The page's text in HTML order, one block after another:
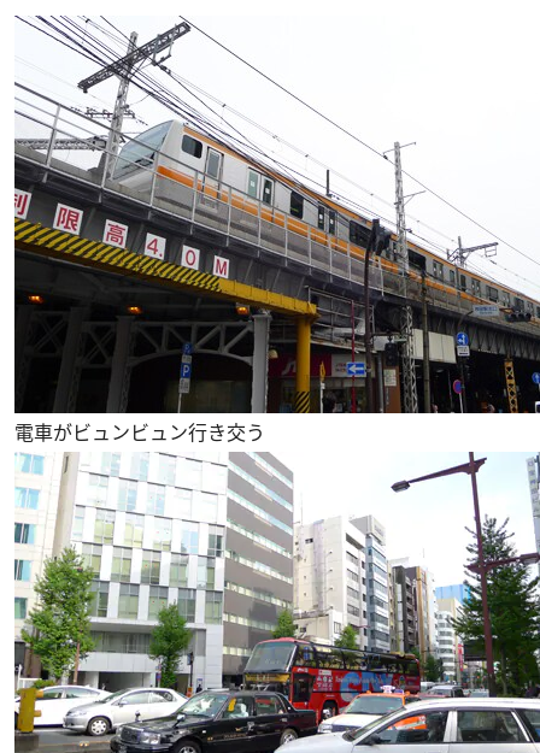
電車がビュンビュン行き交う